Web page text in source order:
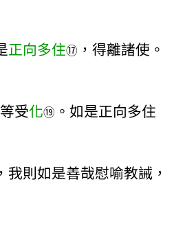
正向多住⑰ ，得離諸使。
受化⑲ 。如是正向多住
則如是善哉慰喻教誡，